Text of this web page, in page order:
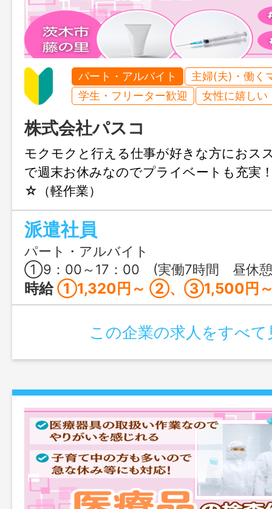
パート・アルバイト
主婦(夫)・働く
学生・フリーター歓迎
女性に嬉しい
株式会社パスコ
モクモクと行える仕事が好きな方におス
で週末お休みなのでプライベートも充実
☆（軽作業）
派遣社員
パート・アルバイト
①9：00～17：00 (実働7時間 昼休憩60分） ②16：00～22：00 (実働5時間 昼休憩60分） ③22：00～7：00 (実働8時間 昼休
時給①1,320円～ ②、③1,500円
この企業の求人をすべて